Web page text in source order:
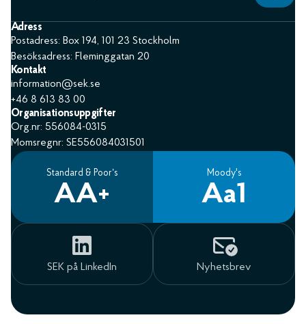
Adress
Postadress: Box 194, 101 23 Stockholm
Besöksadress: Fleminggatan 20
Kontakt
information@sek.se
+46 8 613 83 00
Organisationsuppgifter
Org.nr: 556084-0315
Momsregnr: SE556084031501
Standard & Poor’s
AA+
Moody's
Aa1
SEK på LinkedIn Nyhetsbrev